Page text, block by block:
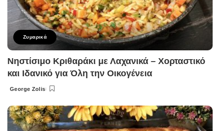
Ζυμαρικά
Νηστίσιμο Κριθαράκι με Λαχανικά – Χορταστικό
και Ιδανικό για Όλη την Οικογένεια
Posted
George Zolis